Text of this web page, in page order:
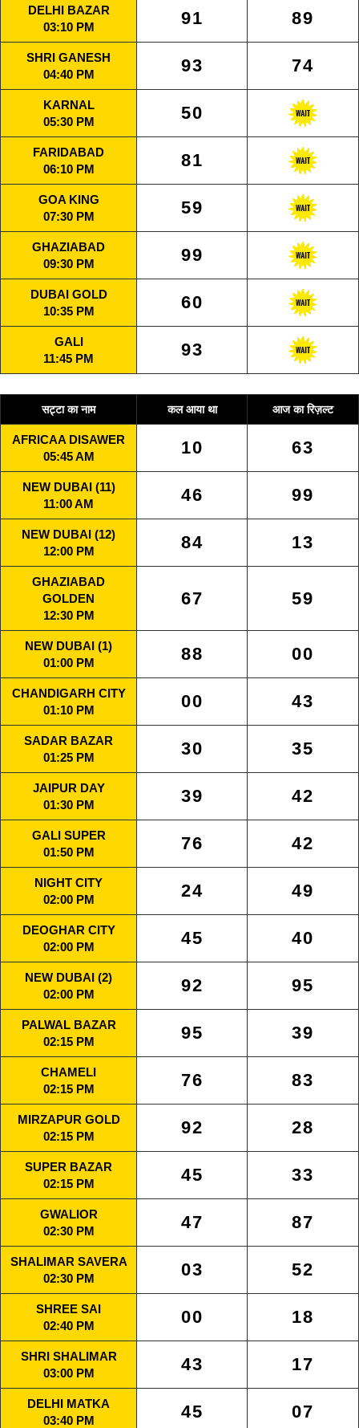
DELHI BAZAR
03:10 PM
91 89
SHRI GANESH
04:40 PM
93 74
KARNAL
05:30 PM
50
FARIDABAD
06:10 PM
81
GOA KING
07:30 PM
59
GHAZIABAD
09:30 PM
99
DUBAI GOLD
10:35 PM
60
GALI
11:45 PM
93
सट्टा का नाम कल आया था आज का रिज़ल्ट
AFRICAA DISAWER
05:45 AM
10 63
NEW DUBAI (11)
11:00 AM
46 99
NEW DUBAI (12)
12:00 PM
84 13
GHAZIABAD
GOLDEN
12:30 PM
67 59
NEW DUBAI (1)
01:00 PM
88 00
CHANDIGARH CITY
01:10 PM
00 43
SADAR BAZAR
01:25 PM
30 35
JAIPUR DAY
01:30 PM
39 42
GALI SUPER
01:50 PM
76 42
NIGHT CITY
02:00 PM
24 49
DEOGHAR CITY
02:00 PM
45 40
NEW DUBAI (2)
02:00 PM
92 95
PALWAL BAZAR
02:15 PM
95 39
CHAMELI
02:15 PM
76 83
MIRZAPUR GOLD
02:15 PM
92 28
SUPER BAZAR
02:15 PM
45 33
GWALIOR
02:30 PM
47 87
SHALIMAR SAVERA
02:30 PM
03 52
SHREE SAI
02:40 PM
00 18
SHRI SHALIMAR
03:00 PM
43 17
DELHI MATKA
03:40 PM
45 07